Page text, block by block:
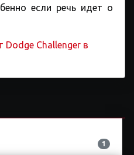
если речь идет о
Dodge Challenger в
1